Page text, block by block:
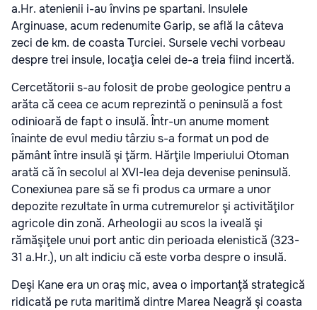
a.Hr. atenienii i-au învins pe spartani. Insulele
Arginuase, acum redenumite Garip, se află la câteva
zeci de km. de coasta Turciei. Sursele vechi vorbeau
despre trei insule, locaţia celei de-a treia fiind incertă.
Cercetătorii s-au folosit de probe geologice pentru a
arăta că ceea ce acum reprezintă o peninsulă a fost
odinioară de fapt o insulă. Într-un anume moment
înainte de evul mediu târziu s-a format un pod de
pământ între insulă şi ţărm. Hărţile Imperiului Otoman
arată că în secolul al XVI-lea deja devenise peninsulă.
Conexiunea pare să se fi produs ca urmare a unor
depozite rezultate în urma cutremurelor şi activităţilor
agricole din zonă. Arheologii au scos la iveală şi
rămăşiţele unui port antic din perioada elenistică (323-
31 a.Hr.), un alt indiciu că este vorba despre o insulă.
Deşi Kane era un oraş mic, avea o importanţă strategică
ridicată pe ruta maritimă dintre Marea Neagră şi coasta